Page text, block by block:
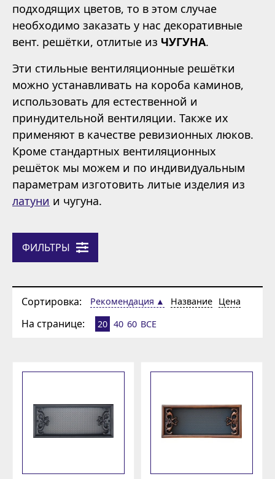
подходящих цветов, то в этом случае
необходимо заказать у нас декоративные
вент. решётки, отлитые из ЧУГУНА.
Эти стильные вентиляционные решётки
можно устанавливать на короба каминов,
использовать для естественной и
принудительной вентиляции. Также их
применяют в качестве ревизионных люков.
Кроме стандартных вентиляционных
решёток мы можем и по индивидуальным
параметрам изготовить литые изделия из
латуни и чугуна.
ФИЛЬТРЫ
Сортировка: Рекомендация Название Цена
На странице: 20 40 60 ВСЕ